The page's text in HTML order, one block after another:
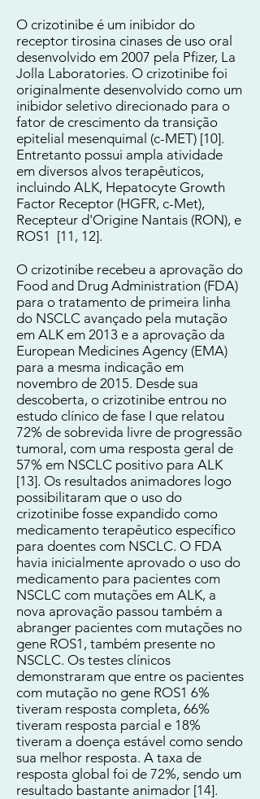
O crizotinibe é um inibidor do
receptor tirosina cinases de uso oral
desenvolvido em 2007 pela Pfizer, La
Jolla Laboratories. O crizotinibe foi
originalmente desenvolvido como um
inibidor seletivo direcionado para o
fator de crescimento da transição
epitelial mesenquimal (c-MET) [10].
Entretanto possui ampla atividade
em diversos alvos terapêuticos,
incluindo ALK, Hepatocyte Growth
Factor Receptor (HGFR, c-Met),
Recepteur d'Origine Nantais (RON), e
ROS1 [11, 12].
O crizotinibe recebeu a aprovação do
Food and Drug Administration (FDA)
para o tratamento de primeira linha
do NSCLC avançado pela mutação
em ALK em 2013 e a aprovação da
European Medicines Agency (EMA)
para a mesma indicação em
novembro de 2015. Desde sua
descoberta, o crizotinibe entrou no
estudo clínico de fase I que relatou
72% de sobrevida livre de progressão
tumoral, com uma resposta geral de
57% em NSCLC positivo para ALK
[13]. Os resultados animadores logo
possibilitaram que o uso do
crizotinibe fosse expandido como
medicamento terapêutico específico
para doentes com NSCLC. O FDA
havia inicialmente aprovado o uso do
medicamento para pacientes com
NSCLC com mutações em ALK, a
nova aprovação passou também a
abranger pacientes com mutações no
gene ROS1, também presente no
NSCLC. Os testes clínicos
demonstraram que entre os pacientes
com mutação no gene ROS1 6%
tiveram resposta completa, 66%
tiveram resposta parcial e 18%
tiveram a doença estável como sendo
sua melhor resposta. A taxa de
resposta global foi de 72%, sendo um
resultado bastante animador [14].